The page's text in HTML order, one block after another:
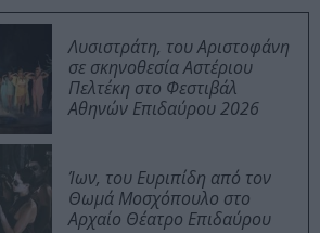
Λυσιστράτη, του Αριστοφάνη
σε σκηνοθεσία Αστέριου
Πελτέκη στο Φεστιβάλ
Αθηνών Επιδαύρου 2026
Ίων, του Ευριπίδη από τον
Θωμά Μοσχόπουλο στο
Αρχαίο Θέατρο Επιδαύρου